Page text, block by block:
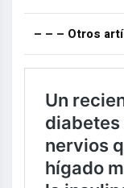
– – – Otros